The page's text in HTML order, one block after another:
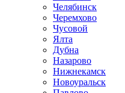
Челябинск
Черемхово
Чусовой
Ялта
Дубна
Назарово
Нижнекамск
Новоуральск